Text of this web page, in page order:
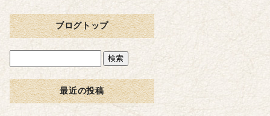
ブログトップ
最近の投稿